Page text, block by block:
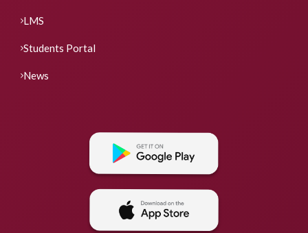
LMS
Students Portal
News